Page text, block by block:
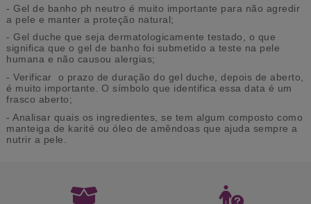
- Gel de banho ph neutro é muito importante para não agredir
a pele e manter a proteção natural;
- Gel duche que seja dermatologicamente testado, o que
significa que o gel de banho foi submetido a teste na pele
humana e não causou alergias;
- Verificar o prazo de duração do gel duche, depois de aberto,
é muito importante. O símbolo que identifica essa data é um
frasco aberto;
- Analisar quais os ingredientes, se tem algum composto como
manteiga de karité ou óleo de amêndoas que ajuda sempre a
nutrir a pele.